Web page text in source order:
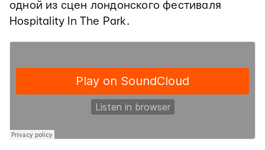
одной из сцен лондонского фестиваля
Hospitality In The Park.